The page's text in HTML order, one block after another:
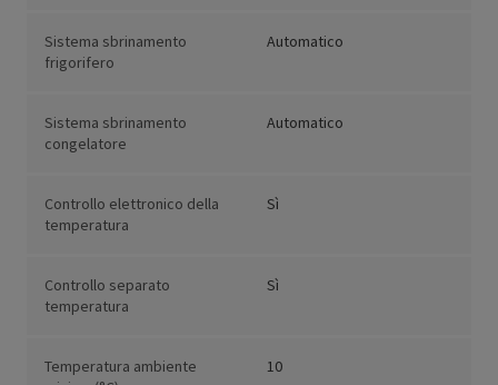
Sistema sbrinamento
frigorifero
Automatico
Sistema sbrinamento
congelatore
Automatico
Controllo elettronico della
temperatura
Sì
Controllo separato
temperatura
Sì
Temperatura ambiente
10